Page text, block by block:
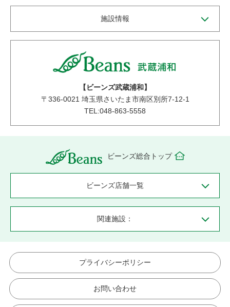
施設情報
【ビーンズ武蔵浦和】
〒 336-0021 埼玉県さいたま市南区別所7-12-1
TEL:048-863-5558
ビーンズ総合トップ
ビーンズ店舗一覧
関連施設：
プライバシーポリシー
お問い合わせ